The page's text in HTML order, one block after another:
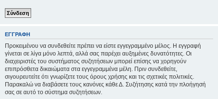
ΕΓΓΡΑΦΉ
Προκειμένου να συνδεθείτε πρέπει να είστε εγγεγραμμένο μέλος. Η εγγραφή
γίνεται σε λίγα μόνο λεπτά, αλλά σας παρέχει αυξημένες δυνατότητες. Οι
διαχειριστές του συστήματος συζητήσεων μπορεί επίσης να χορηγούν
επιπρόσθετα δικαιώματα στα εγγεγραμμένα μέλη. Πριν συνδεθείτε,
σιγουρευτείτε ότι γνωρίζετε τους όρους χρήσης και τις σχετικές πολιτικές.
Παρακαλώ να διαβάσετε τους κανόνες κάθε Δ. Συζήτησης κατά την πλοήγησή
σας σε αυτό το σύστημα συζητήσεων.